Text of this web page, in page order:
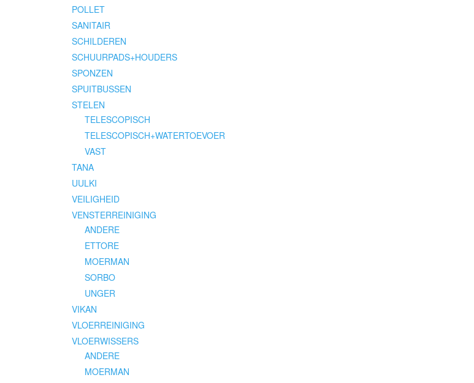
POLLET
SANITAIR
SCHILDEREN
SCHUURPADS+HOUDERS
SPONZEN
SPUITBUSSEN
STELEN
TELESCOPISCH
TELESCOPISCH+WATERTOEVOER
VAST
TANA
UULKI
VEILIGHEID
VENSTERREINIGING
ANDERE
ETTORE
MOERMAN
SORBO
UNGER
VIKAN
VLOERREINIGING
VLOERWISSERS
ANDERE
MOERMAN